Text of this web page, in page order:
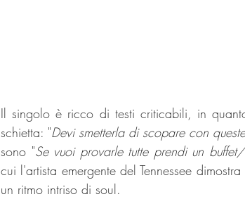
Il singolo è ricco di testi criticabili, in
schietta: "Devi smetterla di scopare con
sono "Se vuoi provarle tutte prendi un
cui l'artista emergente del Tennessee
un ritmo intriso di soul.